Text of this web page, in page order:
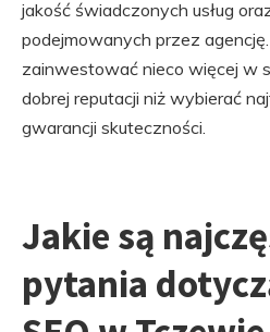
jakość świadczonych usług
podejmowanych przez
zainwestować nieco więcej w
dobrej reputacji niż wybierać
gwarancji skuteczności.
Jakie są
pytania